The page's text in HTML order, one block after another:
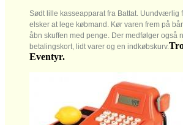
Sødt lille kasseapparat fra Battat. Uundværlig
elsker at lege købmand. Kør varen frem på
åbn skuffen med penge. Der medfølger også
betalingskort, lidt varer og en indkøbskurv.
Eventyr.